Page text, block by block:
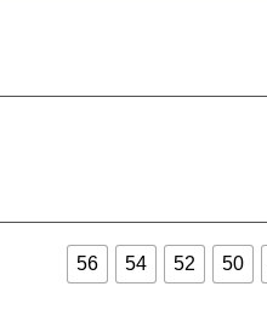
50
52
54
56